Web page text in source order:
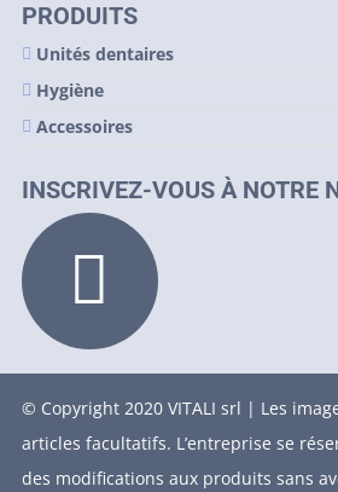
PRODUITS
Unités dentaires
Hygiène
Accessoires
INSCRIVEZ-VOUS À NOTRE
© Copyright 2020 VITALI srl | Les
articles facultatifs. L’entreprise se
des modifications aux produits sans